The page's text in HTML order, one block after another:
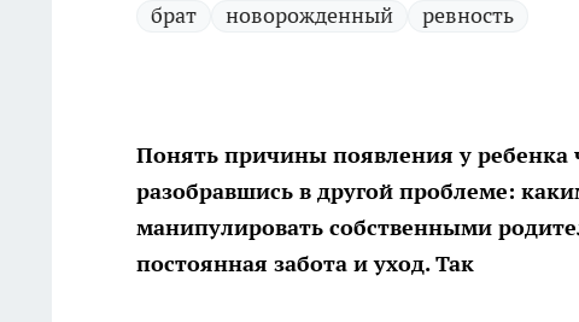
брат новорожденный ревность
Понять причины появления у
разобравшись в другой проблеме:
манипулировать собственными
постоянная забота и уход. Так